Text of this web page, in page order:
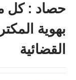
حصاد : كل
بهوية
القضائية